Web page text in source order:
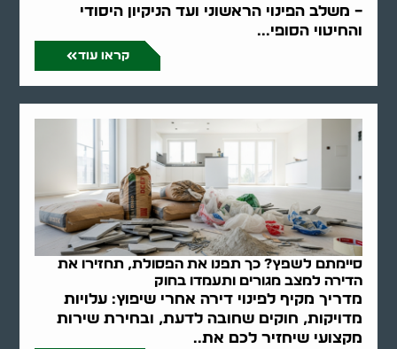
– משלב הפינוי הראשוני ועד הניקיון היסודי
והחיטוי הסופי...
קראו עוד
סיימתם לשפץ? כך תפנו את הפסולת, תחזירו את
הדירה למצב מגורים ותעמדו בחוק
מדריך מקיף לפינוי דירה אחרי שיפוץ: עלויות
מדויקות, חוקים שחובה לדעת, ובחירת שירות
מקצועי שיחזיר לכם את..